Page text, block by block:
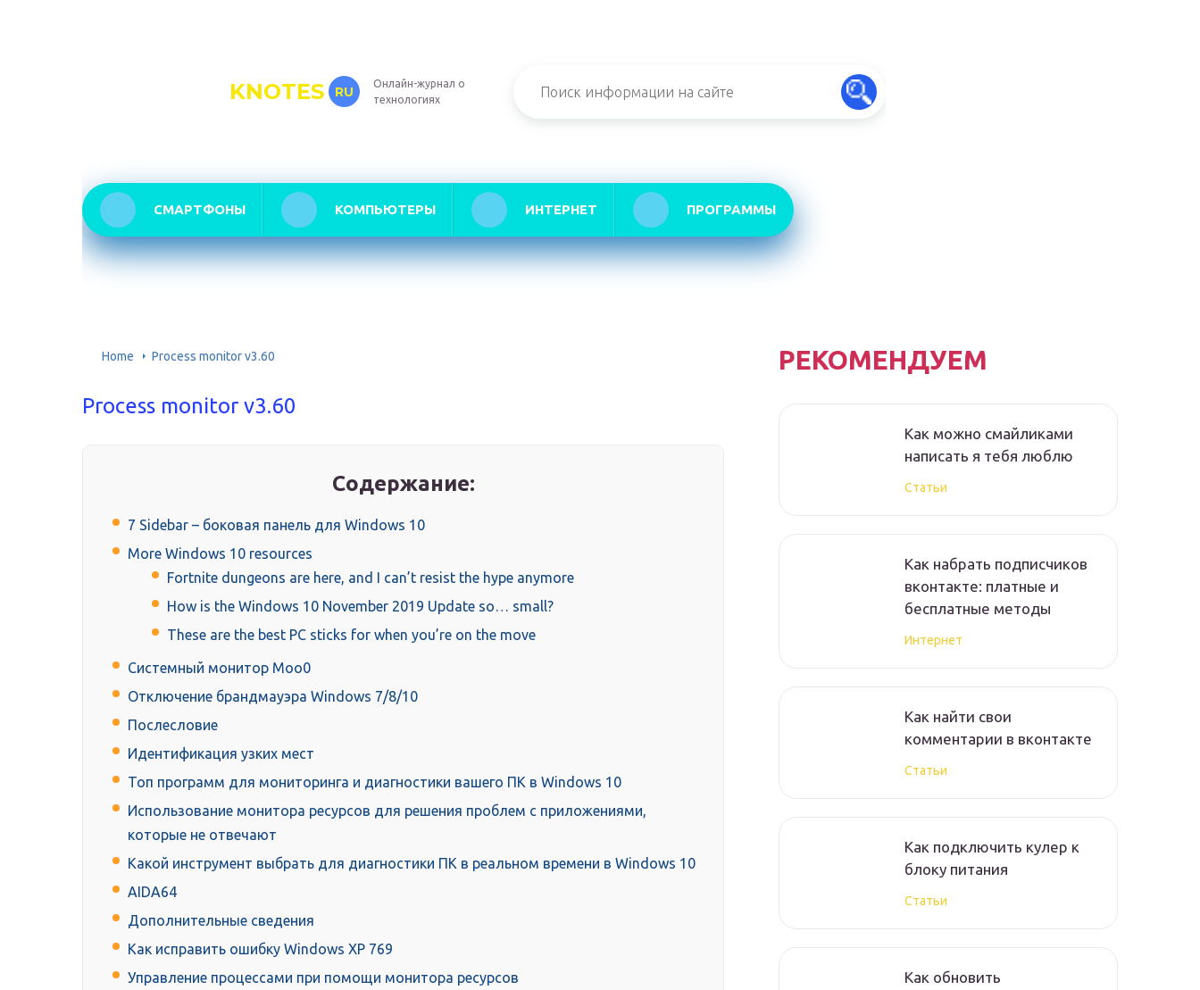
KNOTES RU
Онлайн-журнал о
технологиях
СМАРТФОНЫ КОМПЬЮТЕРЫ ИНТЕРНЕТ ПРОГРАММЫ
Home Process monitor v3.60
Process monitor v3.60
Содержание:
7 Sidebar – боковая панель для Windows 10
More Windows 10 resources
Fortnite dungeons are here, and I can’t resist the hype anymore
How is the Windows 10 November 2019 Update so… small?
These are the best PC sticks for when you’re on the move
Системный монитор Moo0
Отключение брандмауэра Windows 7/8/10
Послесловие
Идентификация узких мест
Топ программ для мониторинга и диагностики вашего ПК в Windows 10
Использование монитора ресурсов для решения проблем с приложениями,
которые не отвечают
Какой инструмент выбрать для диагностики ПК в реальном времени в Windows 10
AIDA64
Дополнительные сведения
Как исправить ошибку Windows XP 769
Управление процессами при помощи монитора ресурсов
РЕКОМЕНДУЕМ
Как можно смайликами
написать я тебя люблю
Статьи
Как набрать подписчиков
вконтакте: платные и
бесплатные методы
Интернет
Как найти свои
комментарии в вконтакте
Статьи
Как подключить кулер к
блоку питания
Статьи
Как обновить